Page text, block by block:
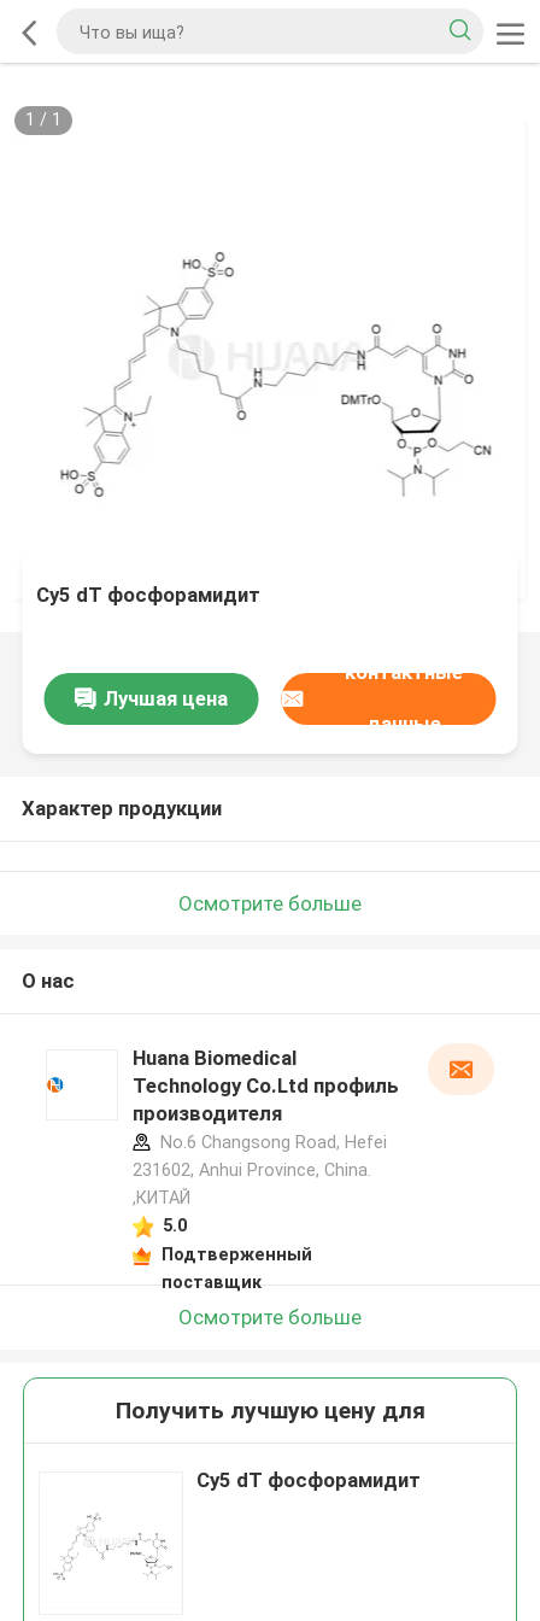
1 / 1
Cy5 dT фосфорамидит
Лучшая цена
контактные
данные
Характер продукции
Осмотрите больше
О нас
Huana Biomedical
Technology Co.Ltd профиль
производителя
No.6 Changsong Road, Hefei
231602, Anhui Province, China.
,КИТАЙ
5.0
Подтверженный
поставщик
Осмотрите больше
Получить лучшую цену для
Cy5 dT фосфорамидит